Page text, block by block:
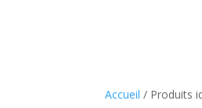
Accueil / Produits